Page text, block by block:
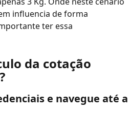
influencia de forma
ter essa
da cotação
e navegue até a